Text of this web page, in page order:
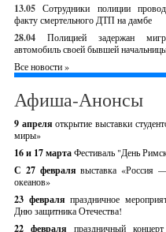
13.05 Сотрудники полиции
факту смертельного ДТП на дамбе
28.04
Полицией задержан
автомобиль своей бывшей
Все новости »
Афиша-Анонсы
9 апреляоткрытие выставки
миры»
16 и 17 мартаФестиваль "День
С 27 февралявыставка «Россия
океанов»
23 февраляпраздничное
Дню защитника Отечества!
22 февраля праздничный